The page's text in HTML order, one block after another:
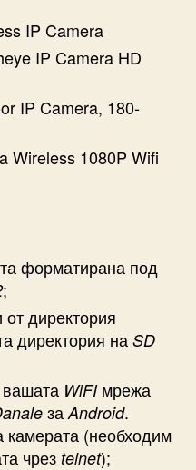
IP Camera
IP Camera HD
IP Camera, 180-
Wireless 1080P Wifi
форматирана под
;
директория
директория на SD
WiFIмрежа
за Android.
камерата (необходим
чрез telnet);